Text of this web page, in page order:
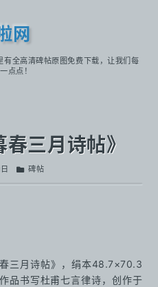
网
全高清碑帖原图免费下载，让我们每
点点！
三月诗帖》
碑帖
三月诗帖》，绢本48.7×70.3
品书写杜甫七言律诗，创作于